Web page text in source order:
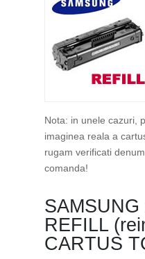
Nota: in unele cazuri,
imaginea reala a
rugam verificati
comanda!
SAMSUNG
REFILL
CARTUS